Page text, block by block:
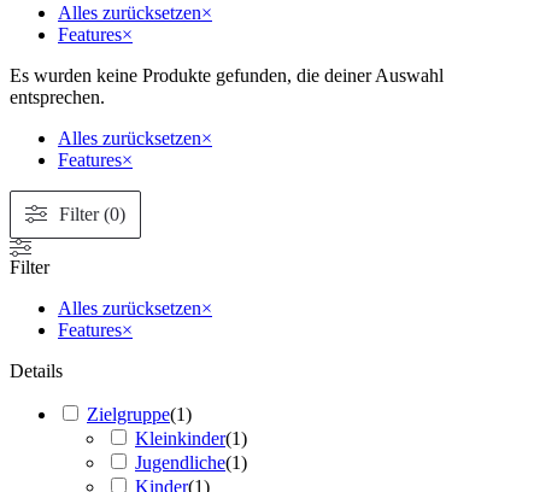
Alles zurücksetzen×
Features×
Es wurden keine Produkte gefunden, die deiner Auswahl
entsprechen.
Alles zurücksetzen×
Features×
Filter (0)
Filter
Alles zurücksetzen×
Features×
Details
Zielgruppe(1)
Kleinkinder(1)
Jugendliche(1)
Kinder(1)